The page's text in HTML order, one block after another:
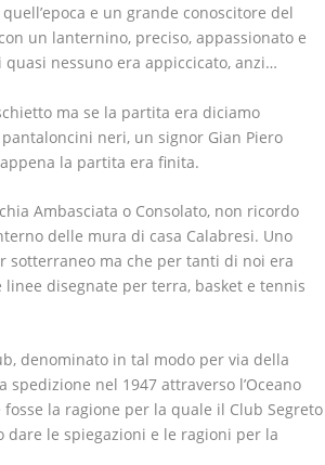
e un grande conoscitore del
un lanternino, preciso, appassionato e
nessuno era appiccicato, anzi…
ma se la partita era diciamo
neri, un signor Gian Piero
la partita era finita.
Ambasciata o Consolato, non ricordo
delle mura di casa Calabresi. Uno
sotterraneo ma che per tanti di noi era
linee disegnate per terra, basket e tennis
denominato in tal modo per via della
nel 1947 attraverso l’Oceano
la ragione per la quale il Club Segreto
le spiegazioni e le ragioni per la